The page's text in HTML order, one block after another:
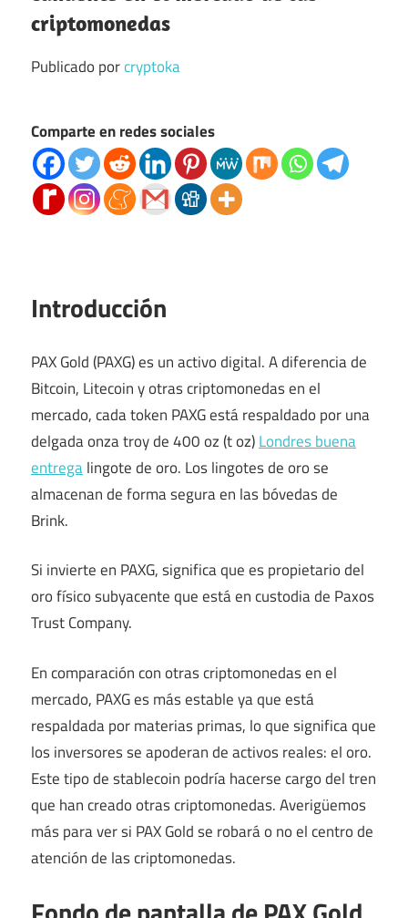
criptomonedas
Publicado porcryptoka
Comparte en redes sociales
Introducción
PAX Gold (PAXG) es un activo digital. A diferencia de
Bitcoin, Litecoin y otras criptomonedas en el
mercado, cada token PAXG está respaldado por una
delgada onza troy de 400 oz (t oz)Londres buena
entregalingote de oro. Los lingotes de oro se
almacenan de forma segura en las bóvedas de
Brink.
Si invierte en PAXG, significa que es propietario del
oro físico subyacente que está en custodia de Paxos
Trust Company.
En comparación con otras criptomonedas en el
mercado, PAXG es más estable ya que está
respaldada por materias primas, lo que significa que
los inversores se apoderan de activos reales: el oro.
Este tipo de stablecoin podría hacerse cargo del tren
que han creado otras criptomonedas. Averigüemos
más para ver si PAX Gold se robará o no el centro de
atención de las criptomonedas.